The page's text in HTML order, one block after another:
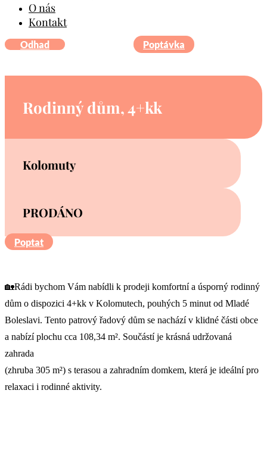
O nás
Kontakt
Odhad Poptávka
Rodinný dům, 4+kk
Kolomuty
PRODÁNO
Poptat
🏡Rádi bychom Vám nabídli k prodeji komfortní a úsporný rodinný
dům o dispozici 4+kk v Kolomutech, pouhých 5 minut od Mladé
Boleslavi. Tento patrový řadový dům se nachází v klidné části obce
a nabízí plochu cca 108,34 m². Součástí je krásná udržovaná
zahrada
(zhruba 305 m²) s terasou a zahradním domkem, která je ideální pro
relaxaci i rodinné aktivity.